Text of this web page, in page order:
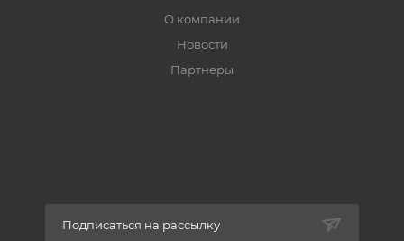
О компании
Новости
Партнеры
Подписаться на рассылку